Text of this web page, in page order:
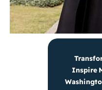
Inspire